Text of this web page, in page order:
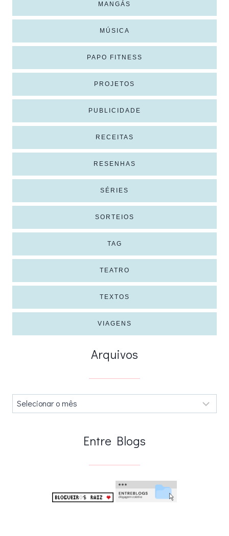
MANGÁS
MÚSICA
PAPO FITNESS
PROJETOS
PUBLICIDADE
RECEITAS
RESENHAS
SÉRIES
SORTEIOS
TAG
TEATRO
TEXTOS
VIAGENS
Arquivos
Arquivos
Entre Blogs